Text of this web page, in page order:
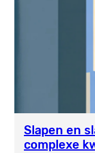
Slapen en
complexe